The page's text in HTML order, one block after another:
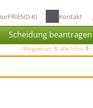
iurFRIEND-KI Kontakt
Scheidung beantragen
Wegweiser & alle Infos